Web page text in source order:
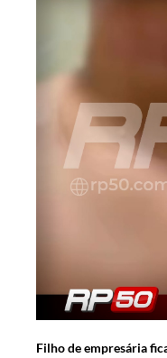
Filho de empresária